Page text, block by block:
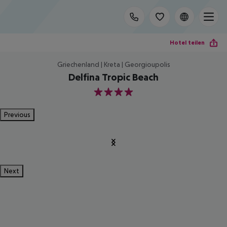
Hotel teilen
Griechenland | Kreta | Georgioupolis
Delfina Tropic Beach
4
Previous
Next